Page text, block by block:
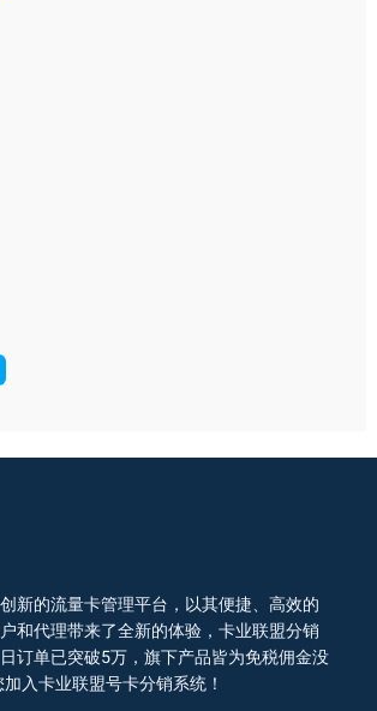
新的流量卡管理平台，以其便捷、高效的
和代理带来了全新的体验，卡业联盟分销
订单已突破5万，旗下产品皆为免税佣金没
入卡业联盟号卡分销系统！